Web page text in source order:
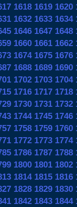
1618 1619 1620
1632 1633 1634
1646 1647 1648
1660 1661 1662
1674 1675 1676
1688 1689 1690
1702 1703 1704
1716 1717 1718
1730 1731 1732
1744 1745 1746
1758 1759 1760
1772 1773 1774
1786 1787 1788
1800 1801 1802
1814 1815 1816
1828 1829 1830
1842 1843 1844